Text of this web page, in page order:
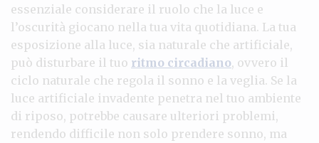
essenziale considerare il ruolo che la luce e
l’oscurità giocano nella tua vita quotidiana. La tua
esposizione alla luce, sia naturale che artificiale,
può disturbare il tuo ritmo circadiano, ovvero il
ciclo naturale che regola il sonno e la veglia. Se la
luce artificiale invadente penetra nel tuo ambiente
di riposo, potrebbe causare ulteriori problemi,
rendendo difficile non solo prendere sonno, ma